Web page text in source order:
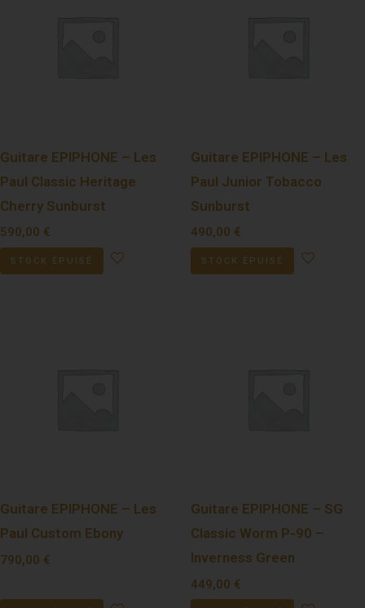
Guitare EPIPHONE – Les
Paul Classic Heritage
Cherry Sunburst
590,00 €
STOCK ÉPUISÉ
Guitare EPIPHONE – Les
Paul Junior Tobacco
Sunburst
490,00 €
STOCK ÉPUISÉ
Guitare EPIPHONE – Les
Paul Custom Ebony
790,00 €
Guitare EPIPHONE – SG
Classic Worm P-90 –
Inverness Green
449,00 €